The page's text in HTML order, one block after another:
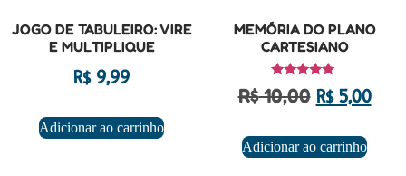
JOGO DE TABULEIRO: VIRE
E MULTIPLIQUE
R$9,99
Adicionar ao carrinho
MEMÓRIA DO PLANO
CARTESIANO
Avaliação
5.00
de 5
R$10,00 R$5,00
Adicionar ao carrinho